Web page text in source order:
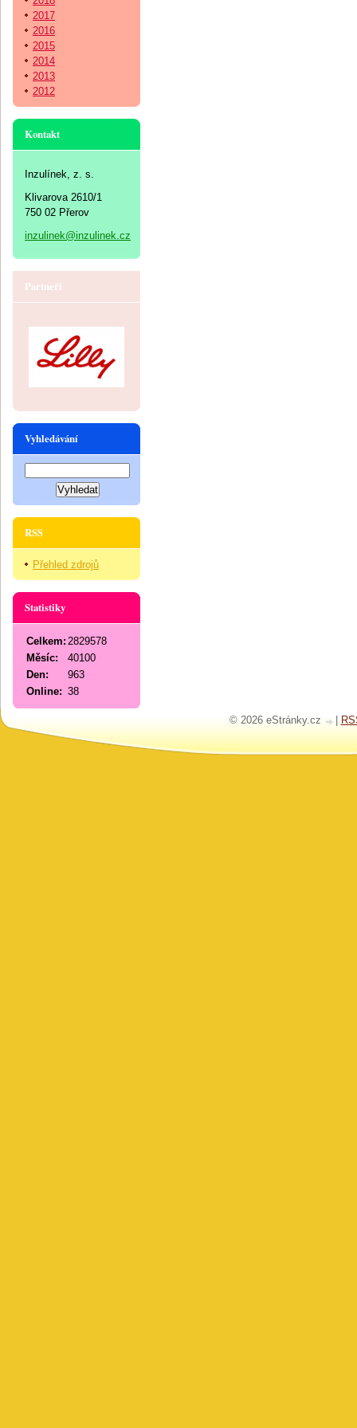
2017
2016
2015
2014
2013
2012
Kontakt
Inzulínek, z. s.
Klivarova 2610/1
750 02 Přerov
inzulinek@inzulinek.cz
Partneři
Vyhledávání
RSS
Přehled zdrojů
Statistiky
Online: 38
Celkem: 2829578
Měsíc:
40100
Den:
963
© 2026 eStránky.cz